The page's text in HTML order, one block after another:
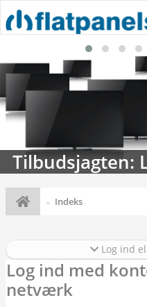
Tilbudsjagten:
Indeks
Log ind
Log ind med
netværk